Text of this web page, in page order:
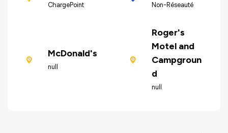
ChargePoint Non-Réseauté
McDonald's
null
Roger's
Motel and
Campgroun
d
null